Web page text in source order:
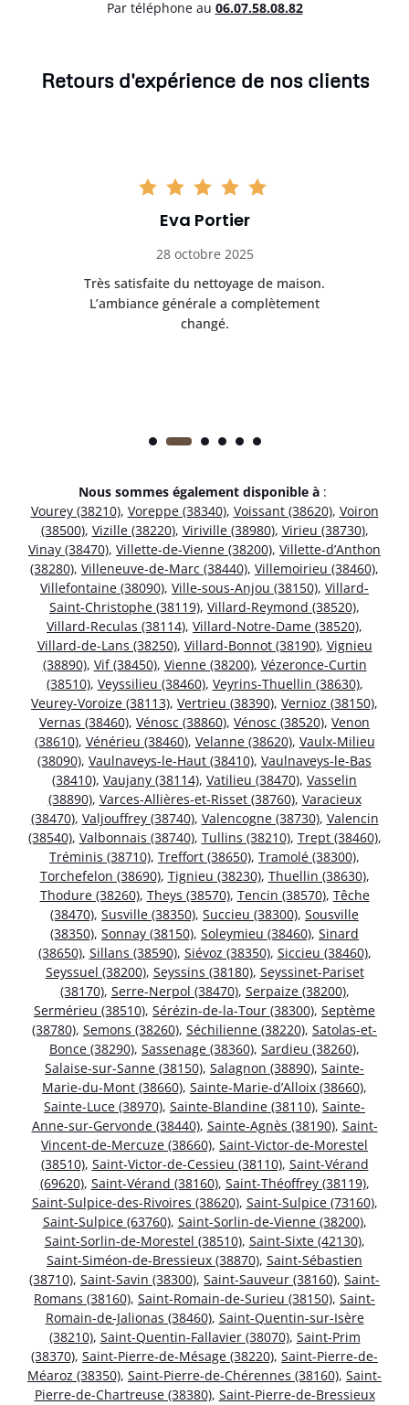
Par téléphone au 06.07.58.08.82
Retours d'expérience de nos clients
Eva Portier
28 octobre 2025
Très satisfaite du nettoyage de maison.
L’ambiance générale a complètement
changé.
Nous sommes également disponible à :
Vourey (38210), Voreppe (38340), Voissant (38620), Voiron
(38500), Vizille (38220), Viriville (38980), Virieu (38730),
Vinay (38470), Villette-de-Vienne (38200), Villette-d’Anthon
(38280), Villeneuve-de-Marc (38440), Villemoirieu (38460),
Villefontaine (38090), Ville-sous-Anjou (38150), Villard-
Saint-Christophe (38119), Villard-Reymond (38520),
Villard-Reculas (38114), Villard-Notre-Dame (38520),
Villard-de-Lans (38250), Villard-Bonnot (38190), Vignieu
(38890), Vif (38450), Vienne (38200), Vézeronce-Curtin
(38510), Veyssilieu (38460), Veyrins-Thuellin (38630),
Veurey-Voroize (38113), Vertrieu (38390), Vernioz (38150),
Vernas (38460), Vénosc (38860), Vénosc (38520), Venon
(38610), Vénérieu (38460), Velanne (38620), Vaulx-Milieu
(38090), Vaulnaveys-le-Haut (38410), Vaulnaveys-le-Bas
(38410), Vaujany (38114), Vatilieu (38470), Vasselin
(38890), Varces-Allières-et-Risset (38760), Varacieux
(38470), Valjouffrey (38740), Valencogne (38730), Valencin
(38540), Valbonnais (38740), Tullins (38210), Trept (38460),
Tréminis (38710), Treffort (38650), Tramolé (38300),
Torchefelon (38690), Tignieu (38230), Thuellin (38630),
Thodure (38260), Theys (38570), Tencin (38570), Têche
(38470), Susville (38350), Succieu (38300), Sousville
(38350), Sonnay (38150), Soleymieu (38460), Sinard
(38650), Sillans (38590), Siévoz (38350), Siccieu (38460),
Seyssuel (38200), Seyssins (38180), Seyssinet-Pariset
(38170), Serre-Nerpol (38470), Serpaize (38200),
Sermérieu (38510), Sérézin-de-la-Tour (38300), Septème
(38780), Semons (38260), Séchilienne (38220), Satolas-et-
Bonce (38290), Sassenage (38360), Sardieu (38260),
Salaise-sur-Sanne (38150), Salagnon (38890), Sainte-
Marie-du-Mont (38660), Sainte-Marie-d’Alloix (38660),
Sainte-Luce (38970), Sainte-Blandine (38110), Sainte-
Anne-sur-Gervonde (38440), Sainte-Agnès (38190), Saint-
Vincent-de-Mercuze (38660), Saint-Victor-de-Morestel
(38510), Saint-Victor-de-Cessieu (38110), Saint-Vérand
(69620), Saint-Vérand (38160), Saint-Théoffrey (38119),
Saint-Sulpice-des-Rivoires (38620), Saint-Sulpice (73160),
Saint-Sulpice (63760), Saint-Sorlin-de-Vienne (38200),
Saint-Sorlin-de-Morestel (38510), Saint-Sixte (42130),
Saint-Siméon-de-Bressieux (38870), Saint-Sébastien
(38710), Saint-Savin (38300), Saint-Sauveur (38160), Saint-
Romans (38160), Saint-Romain-de-Surieu (38150), Saint-
Romain-de-Jalionas (38460), Saint-Quentin-sur-Isère
(38210), Saint-Quentin-Fallavier (38070), Saint-Prim
(38370), Saint-Pierre-de-Mésage (38220), Saint-Pierre-de-
Méaroz (38350), Saint-Pierre-de-Chérennes (38160), Saint-
Pierre-de-Chartreuse (38380), Saint-Pierre-de-Bressieux